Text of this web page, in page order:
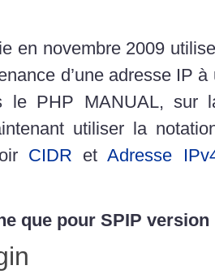
en novembre 2009
d’une adresse IP
le PHP MANUAL,
utiliser la
CIDR etAdresse
que pour SPIP version